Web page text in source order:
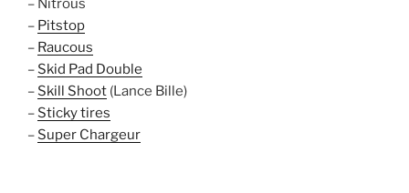
– Nitrous
– Pitstop
– Raucous
– Skid Pad Double
– Skill Shoot (Lance Bille)
– Sticky tires
– Super Chargeur